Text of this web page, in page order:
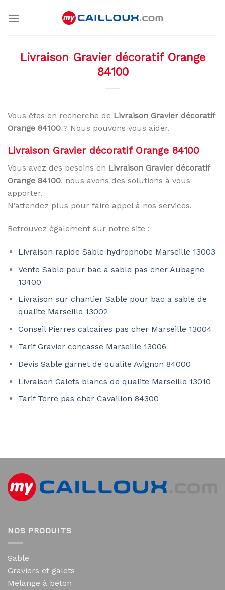
Livraison Gravier décoratif Orange
84100
Vous êtes en recherche de Livraison Gravier décoratif
Orange 84100 ? Nous pouvons vous aider.
Livraison Gravier décoratif Orange 84100
Vous avez des besoins en Livraison Gravier décoratif
Orange 84100, nous avons des solutions à vous
apporter.
N’attendez plus pour faire appel à nos services.
Retrouvez également sur notre site :
Livraison rapide Sable hydrophobe Marseille 13003
Vente Sable pour bac a sable pas cher Aubagne
13400
Livraison sur chantier Sable pour bac a sable de
qualite Marseille 13002
Conseil Pierres calcaires pas cher Marseille 13004
Tarif Gravier concasse Marseille 13006
Devis Sable garnet de qualite Avignon 84000
Livraison Galets blancs de qualite Marseille 13010
Tarif Terre pas cher Cavaillon 84300
NOS PRODUITS
Sable
Graviers et galets
Mélange à béton